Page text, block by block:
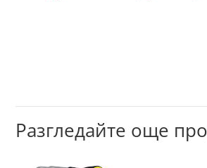
Разгледайте още